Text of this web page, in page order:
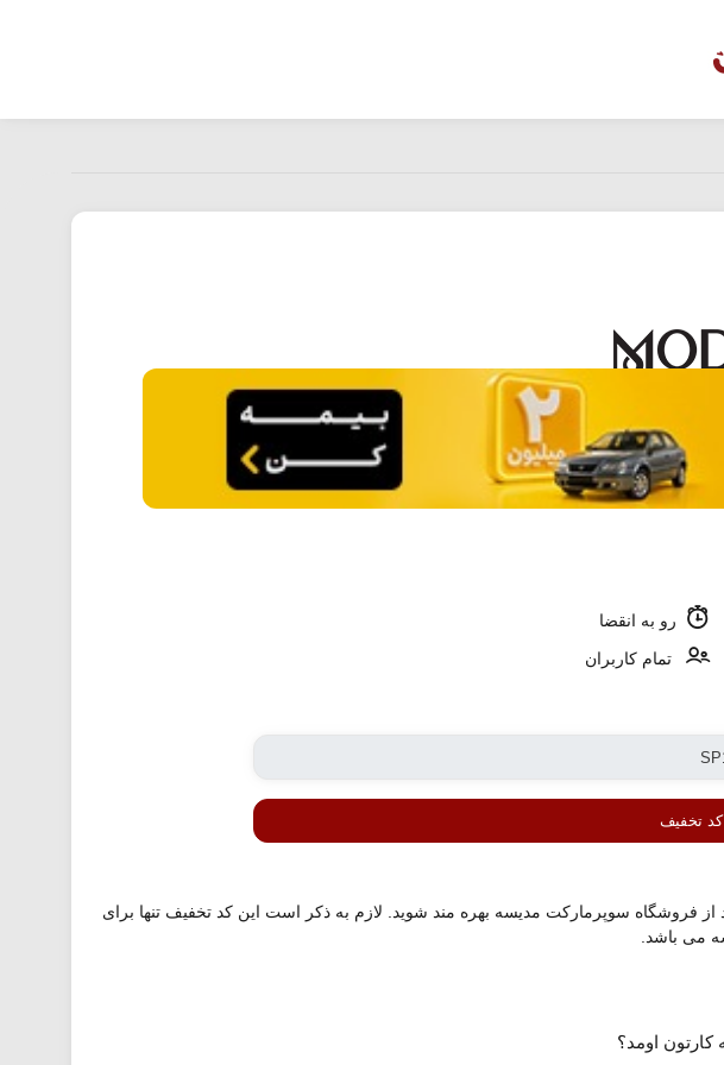
رو به انقضا
تمام کاربران
کد تخفیف
تومان تخفیف در اولین سفارش خود از فروشگاه سوپرمارکت مدیسه بهره مند شوید. لازم به ذکر است این کد تخفیف تنها برای
کارتون اومد؟